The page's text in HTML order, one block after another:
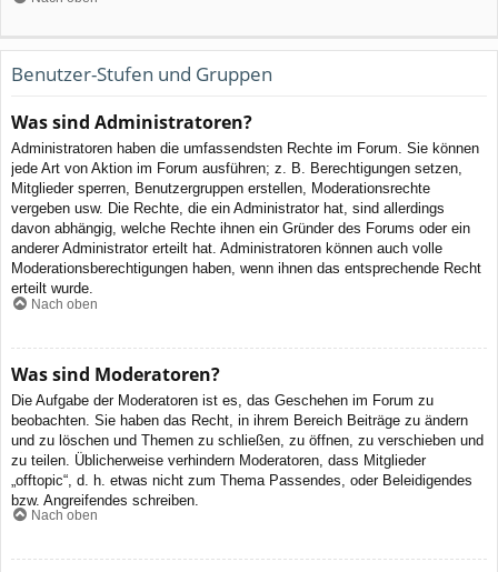
Benutzer-Stufen und Gruppen
Was sind Administratoren?
Administratoren haben die umfassendsten Rechte im Forum. Sie können
jede Art von Aktion im Forum ausführen; z. B. Berechtigungen setzen,
Mitglieder sperren, Benutzergruppen erstellen, Moderationsrechte
vergeben usw. Die Rechte, die ein Administrator hat, sind allerdings
davon abhängig, welche Rechte ihnen ein Gründer des Forums oder ein
anderer Administrator erteilt hat. Administratoren können auch volle
Moderationsberechtigungen haben, wenn ihnen das entsprechende Recht
erteilt wurde.
Nach oben
Was sind Moderatoren?
Die Aufgabe der Moderatoren ist es, das Geschehen im Forum zu
beobachten. Sie haben das Recht, in ihrem Bereich Beiträge zu ändern
und zu löschen und Themen zu schließen, zu öffnen, zu verschieben und
zu teilen. Üblicherweise verhindern Moderatoren, dass Mitglieder
„offtopic“, d. h. etwas nicht zum Thema Passendes, oder Beleidigendes
bzw. Angreifendes schreiben.
Nach oben